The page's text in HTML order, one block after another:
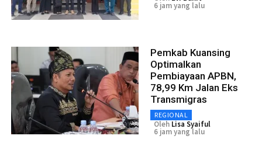
6 jam yang lalu
Pemkab Kuansing
Optimalkan
Pembiayaan APBN,
78,99 Km Jalan Eks
Transmigras
REGIONAL
Oleh Lisa Syaiful
6 jam yang lalu